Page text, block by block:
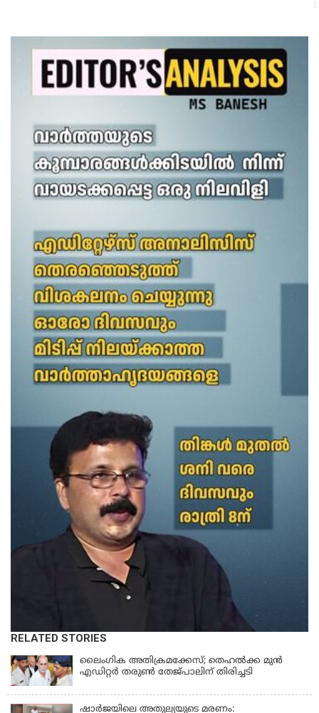
RELATED STORIES
ലൈംഗിക അതിക്രമക്കേസ്; തെഹല്‍ക്ക മുന്‍
എഡിറ്റര്‍ തരുൺ തേജ്പാലിന് തിരിച്ചടി
ഷാർജയിലെ അതുല്യയുടെ മരണം: